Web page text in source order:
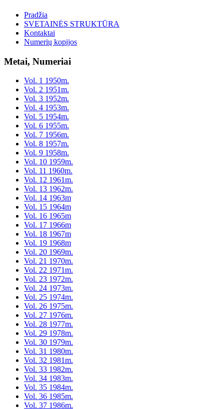
Pradžia
SVETAINĖS STRUKTŪRA
Kontaktai
Numerių kopijos
Metai, Numeriai
Vol. 1 1950m.
Vol. 2 1951m.
Vol. 3 1952m.
Vol. 4 1953m.
Vol. 5 1954m.
Vol. 6 1955m.
Vol. 7 1956m.
Vol. 8 1957m.
Vol. 9 1958m.
Vol. 10 1959m.
Vol. 11 1960m.
Vol. 12 1961m.
Vol. 13 1962m.
Vol. 14 1963m
Vol. 15 1964m
Vol. 16 1965m
Vol. 17 1966m
Vol. 18 1967m
Vol. 19 1968m
Vol. 20 1969m.
Vol. 21 1970m.
Vol. 22 1971m.
Vol. 23 1972m.
Vol. 24 1973m.
Vol. 25 1974m.
Vol. 26 1975m.
Vol. 27 1976m.
Vol. 28 1977m.
Vol. 29 1978m.
Vol. 30 1979m.
Vol. 31 1980m.
Vol. 32 1981m.
Vol. 33 1982m.
Vol. 34 1983m.
Vol. 35 1984m.
Vol. 36 1985m.
Vol. 37 1986m.